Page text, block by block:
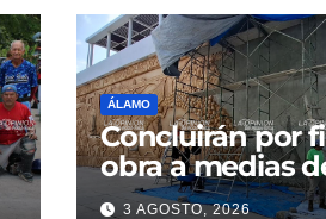
ÁLAMO
Concluirán por
obra a medias
Lilia Arrieta
3 AGOSTO, 2026